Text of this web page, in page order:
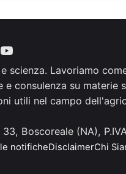
scienza. Lavoriamo
consulenza su materie
utili nel campo
Boscoreale (NA),
notificheDisclaimerChi